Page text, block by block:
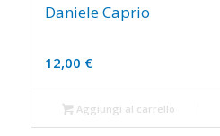
Daniele Caprio
12,00 €
Aggiungi al carrello